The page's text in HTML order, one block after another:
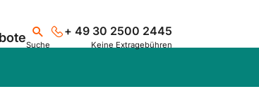
Suche
+ 49 30 2500 2445
Keine Extragebühren